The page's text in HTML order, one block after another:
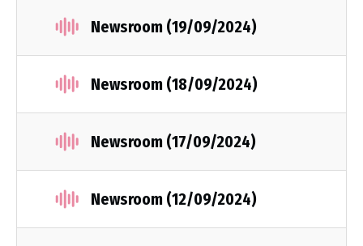
Newsroom (19/09/2024)
Newsroom (18/09/2024)
Newsroom (17/09/2024)
Newsroom (12/09/2024)